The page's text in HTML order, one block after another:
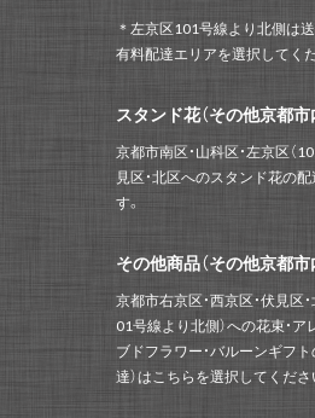
＊左京区101号線より北側は
有料配達エリアを選択してくだ
スタンド花（その他京都市
京都市南区・山科区・左京区（
見区・北区へのスタンド花の
す。
その他商品（その他京都市
京都市右京区・西京区・伏見区
01号線より北側）への花束・ア
ブドフラワー・バルーンギフ
達）はこちらを選択してくださ